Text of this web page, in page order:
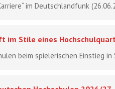
im Deutschlandfunk
im Stile eines
beim spielerischen Einstieg in